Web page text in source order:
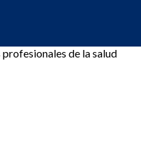
de la salud